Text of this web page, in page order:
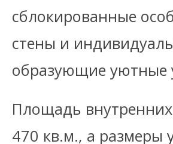
сблокированные
стены и
образующие уютные
Площадь
470 кв.м., а размеры